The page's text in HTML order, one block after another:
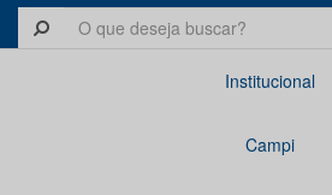
Institucional
Campi